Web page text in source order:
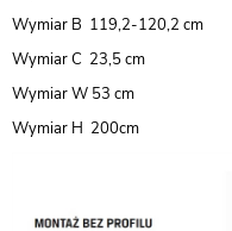
Wymiar B 119,2-120,2 cm
Wymiar C 23,5 cm
Wymiar W 53 cm
Wymiar H 200cm